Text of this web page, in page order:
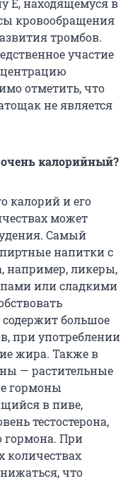
Е, находящемуся в
кровообращения
тромбов.
участие
отметить, что
не является
калорийный?
калорий и его
может
Самый
напитки с
например, ликеры,
или сладкими
большое
при употреблении
жира. Также в
— растительные
гормоны
в пиве,
тестостерона,
гормона. При
количествах
что